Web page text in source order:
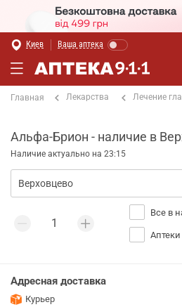
Киев Ваша аптека
Главная Лекарства Лечение
Альфа-Брион - наличие в
Наличие актуально на 23:15
Все в
Адресная доставка
Курьер